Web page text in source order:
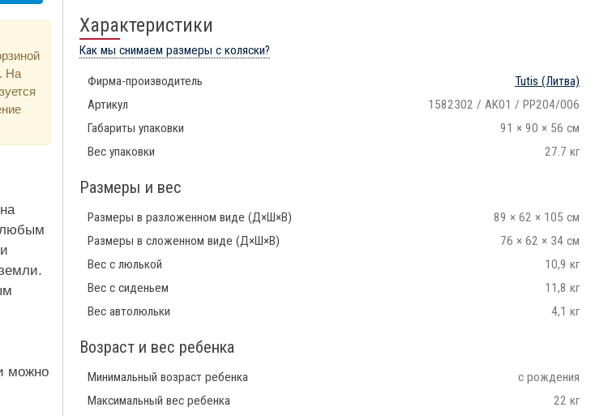
На
любым
можно
Характеристики
Как мы снимаем размеры с коляски?
Фирма-производитель Tutis (Литва)
Артикул
1582302 / AK01 / PP204/006
Габариты упаковки
91 × 90 × 56 см
Вес упаковки
27.7 кг
Размеры и вес
Размеры в разложенном виде (Д×Ш×В)
89 × 62 × 105 см
Размеры в сложенном виде (Д×Ш×В)
76 × 62 × 34 см
Вес с люлькой
10,9 кг
Вес с сиденьем
11,8 кг
Вес автолюльки
4,1 кг
Возраст и вес ребенка
Минимальный возраст ребенка
с рождения
Максимальный вес ребенка
22 кг